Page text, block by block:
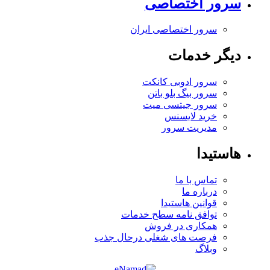
سرور اختصاصی
سرور اختصاصی ایران
دیگر خدمات
سرور ادوبی کانکت
سرور بیگ بلو باتن
سرور جیتسی میت
خرید لایسنس
مدیریت سرور
هاستیدا
تماس با ما
درباره ما
قوانین هاستیدا
توافق نامه سطح خدمات
همکاری در فروش
فرصت های شغلیدرحال جذب
وبلاگ